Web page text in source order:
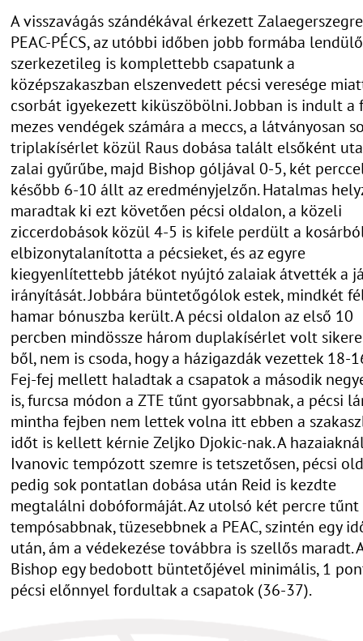
A visszavágás szándékával érkezett
PEAC-PÉCS, az utóbbi időben jobb formába
szerkezetileg is komplettebb csapatunk a
középszakaszban elszenvedett pécsi veresége
csorbát igyekezett kiküszöbölni. Jobban is indult a
mezes vendégek számára a meccs, a látványosan
triplakísérlet közül Raus dobása talált elsőként
zalai gyűrűbe, majd Bishop góljával 0-5, két
később 6-10 állt az eredményjelzőn. Hatalmas
maradtak ki ezt követően pécsi oldalon, a közeli
ziccerdobások közül 4-5 is kifele perdült a
elbizonytalanította a pécsieket, és az egyre
kiegyenlítettebb játékot nyújtó zalaiak átvették a
irányítását. Jobbára büntetőgólok estek, mindkét
hamar bónuszba került. A pécsi oldalon az első 10
percben mindössze három duplakísérlet volt
ből, nem is csoda, hogy a házigazdák vezettek 18-
Fej-fej mellett haladtak a csapatok a második
is, furcsa módon a ZTE tűnt gyorsabbnak, a pécsi
mintha fejben nem lettek volna itt ebben a
időt is kellett kérnie Zeljko Djokic-nak. A
Ivanovic tempózott szemre is tetszetősen, pécsi
pedig sok pontatlan dobása után Reid is kezdte
megtalálni dobóformáját. Az utolsó két percre
tempósabbnak, tüzesebbnek a PEAC, szintén egy
után, ám a védekezése továbbra is szellős maradt.
Bishop egy bedobott büntetőjével minimális, 1
pécsi előnnyel fordultak a csapatok (36-37).